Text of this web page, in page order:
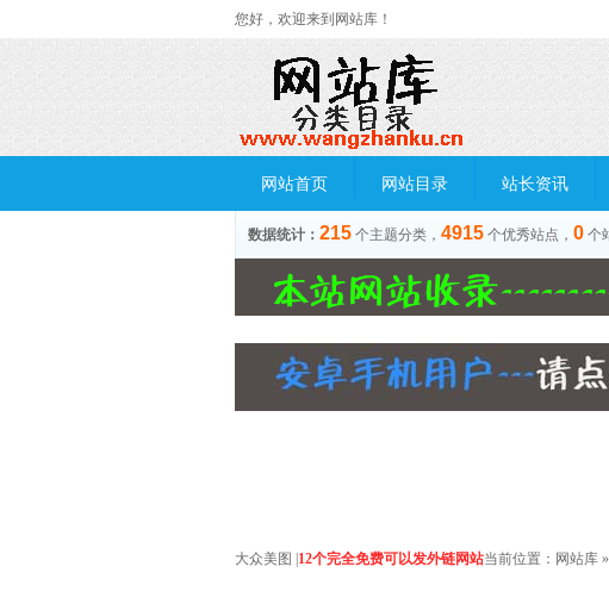
您好，欢迎来到网站库！
网站首页 网站目录 站长资讯
数据统计： 215 个主题分类， 4915 个优秀站点， 0 个
大众美图 12个完全免费可以发外链网站当前位置： 网站库 »